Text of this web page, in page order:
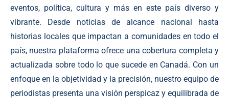
eventos, política, cultura y más en este país diverso y
vibrante. Desde noticias de alcance nacional hasta
historias locales que impactan a comunidades en todo el
país, nuestra plataforma ofrece una cobertura completa y
actualizada sobre todo lo que sucede en Canadá. Con un
enfoque en la objetividad y la precisión, nuestro equipo de
periodistas presenta una visión perspicaz y equilibrada de